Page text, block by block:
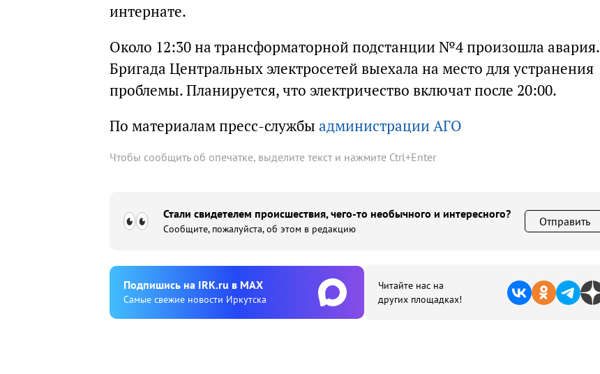
интернате.
Около 12:30 на трансформаторной подстанции №4 произошла авария.
Бригада Центральных электросетей выехала на место для устранения
проблемы. Планируется, что электричество включат после 20:00.
По материалам пресс-службы администрации АГО
Чтобы сообщить об опечатке, выделите текст и нажмите Ctrl+Enter
Стали свидетелем происшествия, чего-то необычного и интересного?
Сообщите, пожалуйста, об этом в редакцию
Отправить
Подпишиcь на IRK.ru в MAX
Cамые свежие новости Иркутска
Читайте нас на
других площадках!